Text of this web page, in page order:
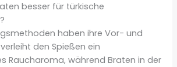
besser für türkische
haben ihre Vor- und
den Spießen ein
Raucharoma, während Braten in der